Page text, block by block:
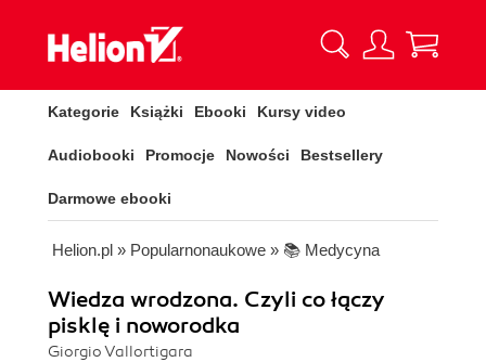
Kategorie Książki Ebooki Kursy video
Audiobooki Promocje Nowości Bestsellery
Darmowe ebooki
Helion.pl » Popularnonaukowe » 📚 Medycyna
Wiedza wrodzona. Czyli co łączy
pisklę i noworodka
Giorgio Vallortigara